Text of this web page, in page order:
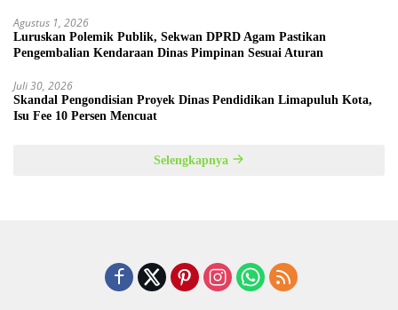
Agustus 1, 2026
Luruskan Polemik Publik, Sekwan DPRD Agam Pastikan
Pengembalian Kendaraan Dinas Pimpinan Sesuai Aturan
Juli 30, 2026
Skandal Pengondisian Proyek Dinas Pendidikan Limapuluh Kota,
Isu Fee 10 Persen Mencuat
Selengkapnya